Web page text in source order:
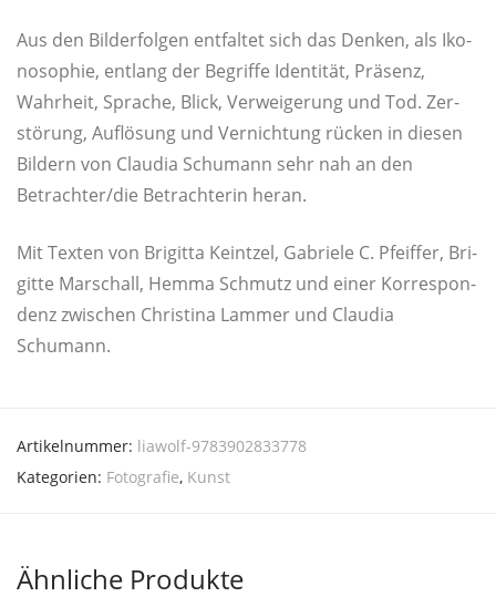
Aus den Bil­der­fol­gen ent­fal­tet sich das Den­ken, als Iko­
no­so­phie, ent­lang der Begrif­fe Iden­ti­tät, Prä­senz,
Wahr­heit, Spra­che, Blick, Ver­wei­ge­rung und Tod. Zer­
stö­rung, Auf­lö­sung und Ver­nich­tung rücken in die­sen
Bil­dern von Clau­dia Schu­mann sehr nah an den
Betrachter/die Betrach­te­rin heran.
Mit Tex­ten von Bri­git­ta Keint­zel, Gabrie­le C. Pfeif­fer, Bri­
git­te Mar­schall, Hem­ma Schmutz und einer Kor­re­spon­
denz zwi­schen Chris­ti­na Lam­mer und Clau­dia
Schumann.
Artikelnummer: liawolf-9783902833778
Kategorien: Fotografie, Kunst
Ähnliche Produkte